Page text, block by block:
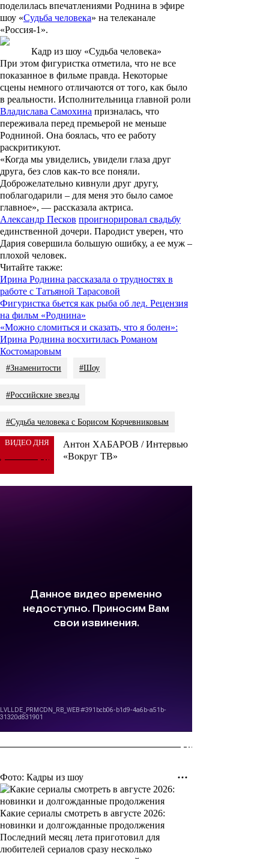
поделилась впечатлениями Роднина в эфире
шоу «Судьба человека» на телеканале
«Россия-1».
Кадр из шоу «Судьба человека»
При этом фигуристка отметила, что не все
показанное в фильме правда. Некоторые
сцены немного отличаются от того, как было
в реальности. Исполнительница главной роли
Владислава Самохина призналась, что
переживала перед премьерой не меньше
Родниной. Она боялась, что ее работу
раскритикуют.
«Когда мы увиделись, увидели глаза друг
друга, без слов как-то все поняли.
Доброжелательно кивнули друг другу,
поблагодарили – для меня это было самое
главное», — рассказала актриса.
Александр Песков проигнорировал свадьбу
единственной дочери. Пародист уверен, что
Дария совершила большую ошибку, а ее муж –
плохой человек.
Читайте также:
Ирина Роднина рассказала о трудностях в
работе с Татьяной Тарасовой
Фигуристка бьется как рыба об лед. Рецензия
на фильм «Роднина»
«Можно сломиться и сказать, что я болен»:
Ирина Роднина восхитилась Романом
Костомаровым
#Знаменитости #Шоу
#Российские звезды
#Судьба человека с Борисом Корчевниковым
ВИДЕО ДНЯ
Антон ХАБАРОВ / Интервью
«Вокруг ТВ»
Фото: Кадры из шоу
Какие сериалы смотреть в августе 2026:
новинки и долгожданные продолжения
Последний месяц лета приготовил для
любителей сериалов сразу несколько